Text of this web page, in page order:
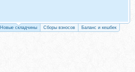
Новые складчины Сборы взносов Баланс и кешбек